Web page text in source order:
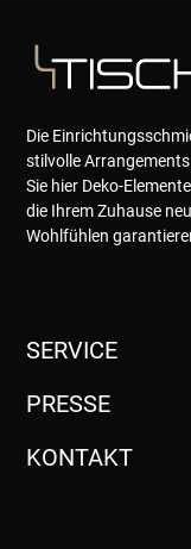
Die
stilvolle
Sie hier Deko-
die Ihrem Zuhause
Wohlfühlen
SERVICE
PRESSE
KONTAKT